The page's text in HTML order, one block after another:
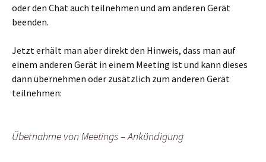
oder den Chat auch teilnehmen und am anderen Gerät
beenden.
Jetzt erhält man aber direkt den Hinweis, dass man auf
einem anderen Gerät in einem Meeting ist und kann dieses
dann übernehmen oder zusätzlich zum anderen Gerät
teilnehmen:
Übernahme von Meetings – Ankündigung